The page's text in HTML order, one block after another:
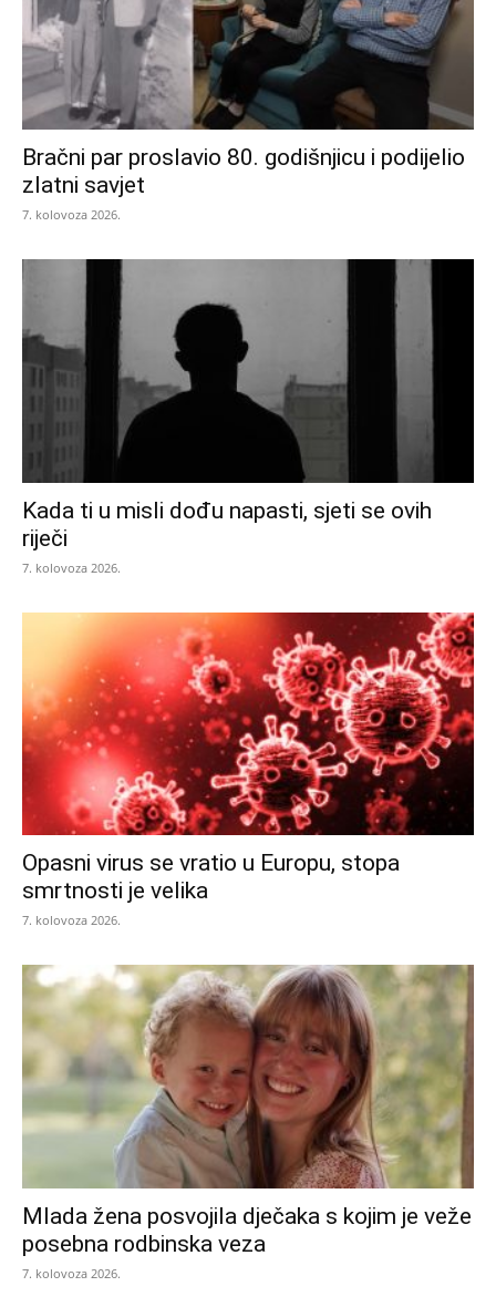
Bračni par proslavio 80. godišnjicu i podijelio
zlatni savjet
7. kolovoza 2026.
Kada ti u misli dođu napasti, sjeti se ovih
riječi
7. kolovoza 2026.
Opasni virus se vratio u Europu, stopa
smrtnosti je velika
7. kolovoza 2026.
Mlada žena posvojila dječaka s kojim je veže
posebna rodbinska veza
7. kolovoza 2026.